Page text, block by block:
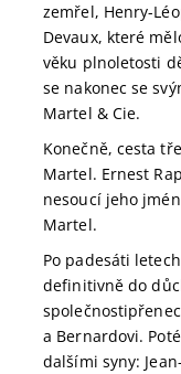
zemřel, Henry-
Devaux, které
věku plnoletosti
se nakonec se
Martel & Cie.
Konečně, cesta
Martel. Ernest
nesoucí jeho
Martel.
Po padesáti
definitivně do
společnosti
a Bernardovi.
dalšími syny: